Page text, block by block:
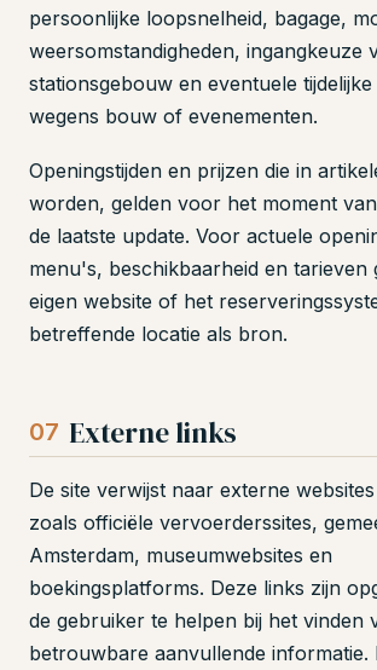
persoonlijke loopsnelheid, bagage,
weersomstandigheden, ingangkeuze
stationsgebouw en eventuele
wegens bouw of evenementen.
Openingstijden en prijzen die in
worden, gelden voor het moment
de laatste update. Voor actuele
menu's, beschikbaarheid en tarieven
eigen website of het
betreffende locatie als bron.
07 Externe links
De site verwijst naar externe
zoals officiële vervoerderssites,
Amsterdam, museumwebsites en
boekingsplatforms. Deze links zijn
de gebruiker te helpen bij het vinden
betrouwbare aanvullende informatie.